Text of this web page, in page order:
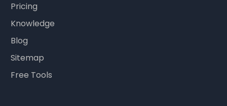
Pricing
Knowledge
Blog
Sitemap
Free Tools